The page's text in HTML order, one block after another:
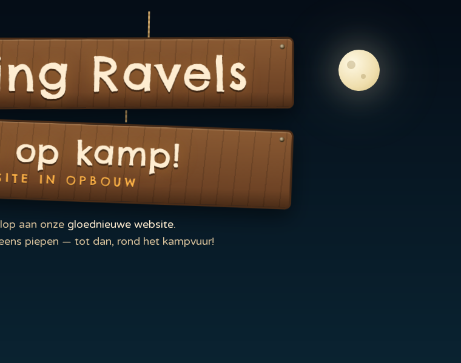
Ravels
op kamp!
IN OPBOUW
aan onze gloednieuwe website.
piepen — tot dan, rond het kampvuur!